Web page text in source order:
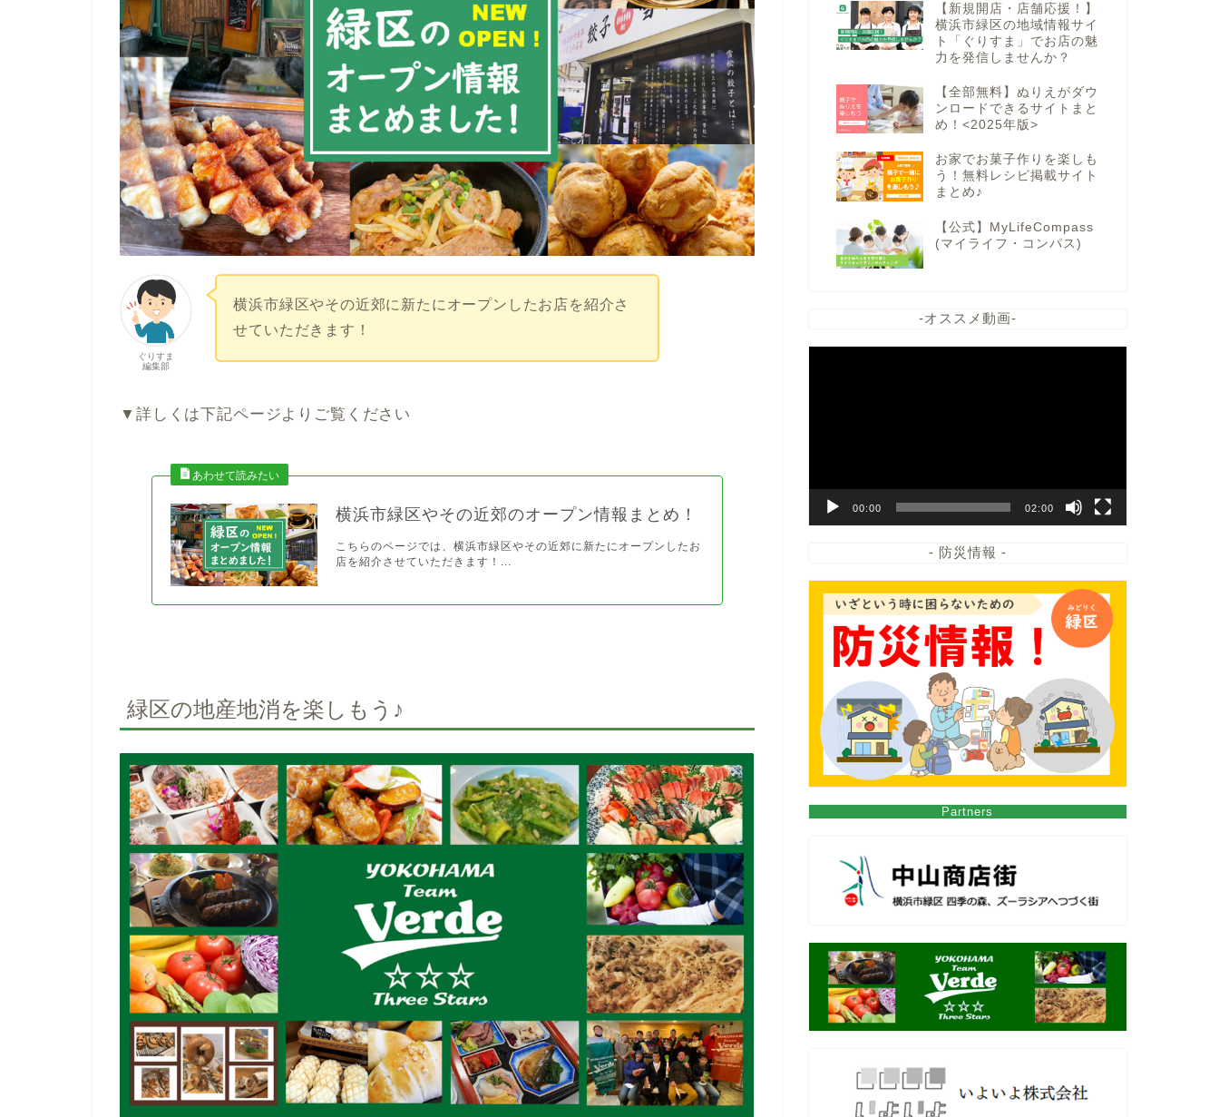
ぐりすま
編集部
横浜市緑区やその近郊に新たにオープンしたお店を紹介さ
せていただきます！
▼詳しくは下記ページよりご覧ください
横浜市緑区やその近郊のオープン情報まとめ！
こちらのページでは、横浜市緑区やその近郊に新たにオープンしたお
店を紹介させていただきます！...
緑区の地産地消を楽しもう♪
【新規開店・店舗応援！】
横浜市緑区の地域情報サイ
ト「ぐりすま」でお店の魅
力を発信しませんか？
【全部無料】ぬりえがダウ
ンロードできるサイトまと
め！<2025年版>
お家でお菓子作りを楽しも
う！無料レシピ掲載サイト
まとめ♪
【公式】MyLifeCompass
(マイライフ・コンパス)
-オススメ動画-
00:00 02:00
- 防災情報 -
Partners